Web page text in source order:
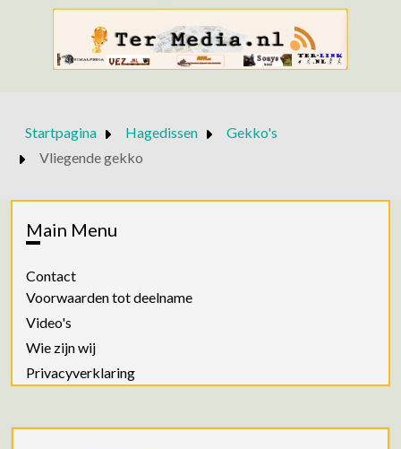
Startpagina Hagedissen
Gekko's
Vliegende gekko
Main Menu
Contact
Voorwaarden tot deelname
Video's
Wie zijn wij
Privacyverklaring